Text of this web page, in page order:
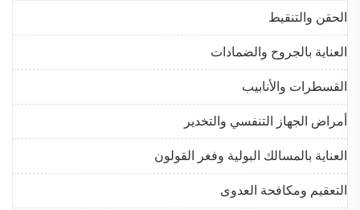
الحقن والتنقيط
العناية بالجروح والضمادات
القسطرات والأنابيب
أمراض الجهاز التنفسي والتخدير
العناية بالمسالك البولية وفغر القولون
التعقيم ومكافحة العدوى